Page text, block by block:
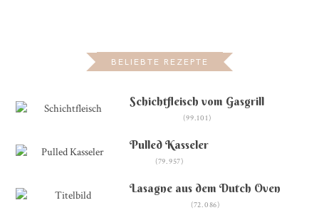
BELIEBTE REZEPTE
Schichtfleisch vom Gasgrill
(99.101)
Pulled Kasseler
(79.957)
Lasagne aus dem Dutch Oven
(72.086)